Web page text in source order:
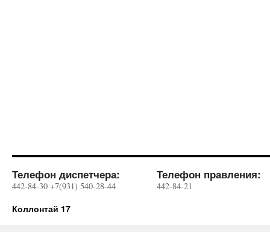
Телефон диспетчера:
442-84-30 +7(931) 540-28-44
Телефон правления:
442-84-21
Коллонтай 17